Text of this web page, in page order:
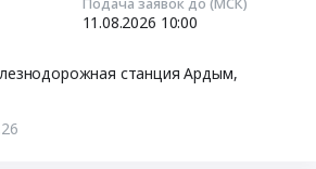
11.08.2026 10:00
район, железнодорожная станция Ардым,